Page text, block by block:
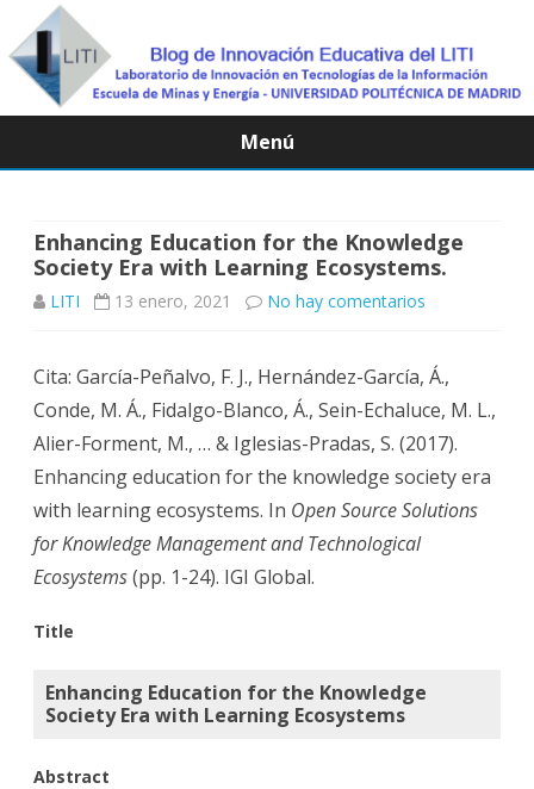
Menú
Saltar
Enhancing Education for the Knowledge
Society Era with Learning Ecosystems.
LITI 13 enero, 2021 No hay comentarios
Education
for
the
Knowledge
Cita: García-Peñalvo, F. J., Hernández-García, Á.,
Conde, M. Á., Fidalgo-Blanco, Á., Sein-Echaluce, M. L.,
Alier-Forment, M., … & Iglesias-Pradas, S. (2017).
Enhancing education for the knowledge society era
with learning ecosystems. In Open Source Solutions
for Knowledge Management and Technological
Ecosystems(pp. 1-24). IGI Global.
Title
Enhancing Education for the Knowledge
Society Era with Learning Ecosystems
Abstract